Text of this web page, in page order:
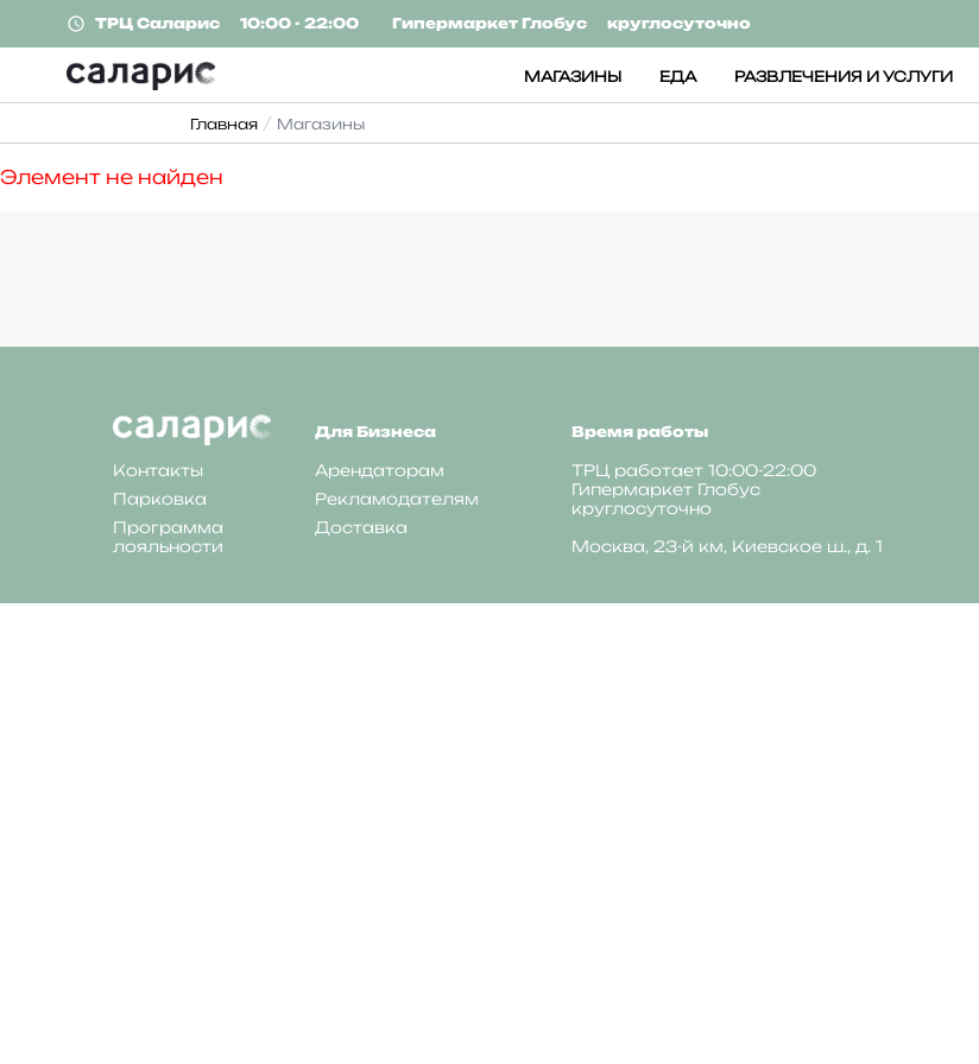
ТРЦ Саларис 10:00 - 22:00 Гипермаркет Глобус круглосуточно
МАГАЗИНЫ ЕДА РАЗВЛЕЧЕНИЯ И УСЛУГИ
Главная Магазины
Элемент не найден
Контакты
Парковка
Программа
лояльности
Для Бизнеса
Арендаторам
Рекламодателям
Доставка
Время работы
ТРЦ работает 10:00-22:00
Гипермаркет Глобус
круглосуточно
Москва, 23-й км, Киевское ш., д. 1